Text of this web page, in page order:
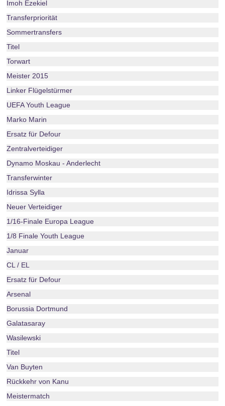
Imoh Ezekiel
Transferpriorität
Sommertransfers
Titel
Torwart
Meister 2015
Linker Flügelstürmer
UEFA Youth League
Marko Marin
Ersatz für Defour
Zentralverteidiger
Dynamo Moskau - Anderlecht
Transferwinter
Idrissa Sylla
Neuer Verteidiger
1/16-Finale Europa League
1/8 Finale Youth League
Januar
CL / EL
Ersatz für Defour
Arsenal
Borussia Dortmund
Galatasaray
Wasilewski
Titel
Van Buyten
Rückkehr von Kanu
Meistermatch